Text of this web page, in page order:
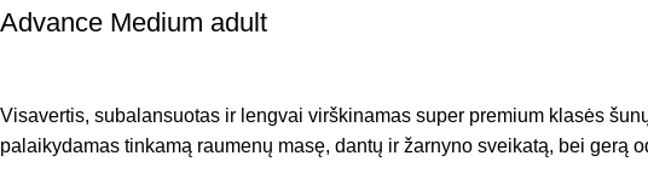
Advance Medium adult
Visavertis, subalansuotas ir lengvai virškinamas super premium klasės
palaikydamas tinkamą raumenų masę, dantų ir žarnyno sveikatą, bei gerą